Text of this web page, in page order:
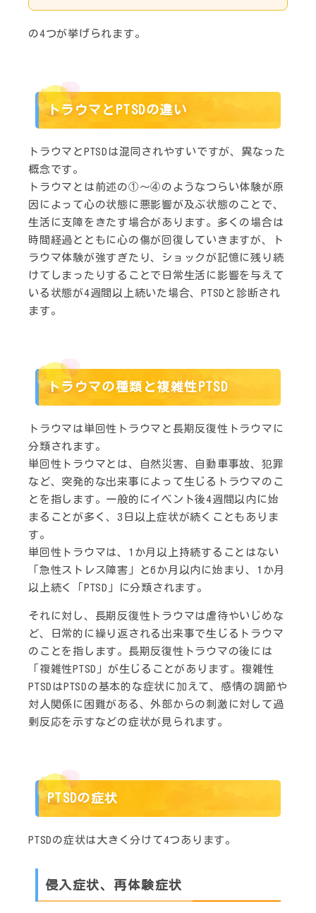
の4つが挙げられます。
トラウマとPTSDの違い
トラウマとPTSDは混同されやすいですが、異なった
概念です。
トラウマとは前述の①～④のようなつらい体験が原
因によって心の状態に悪影響が及ぶ状態のことで、
生活に支障をきたす場合があります。多くの場合は
時間経過とともに心の傷が回復していきますが、ト
ラウマ体験が強すぎたり、ショックが記憶に残り続
けてしまったりすることで日常生活に影響を与えて
いる状態が4週間以上続いた場合、PTSDと診断され
ます。
トラウマの種類と複雑性PTSD
トラウマは単回性トラウマと長期反復性トラウマに
分類されます。
単回性トラウマとは、自然災害、自動車事故、犯罪
など、突発的な出来事によって生じるトラウマのこ
とを指します。一般的にイベント後4週間以内に始
まることが多く、3日以上症状が続くこともありま
す。
単回性トラウマは、1か月以上持続することはない
「急性ストレス障害」と6か月以内に始まり、1か月
以上続く「PTSD」に分類されます。
それに対し、長期反復性トラウマは虐待やいじめな
ど、日常的に繰り返される出来事で生じるトラウマ
のことを指します。長期反復性トラウマの後には
「複雑性PTSD」が生じることがあります。複雑性
PTSDはPTSDの基本的な症状に加えて、感情の調節や
対人関係に困難がある、外部からの刺激に対して過
剰反応を示すなどの症状が見られます。
PTSDの症状
PTSDの症状は大きく分けて4つあります。
侵入症状、再体験症状